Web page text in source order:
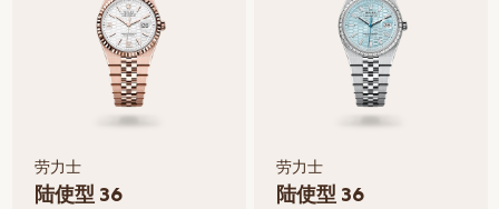
劳力士
陆使型 36
劳力士
陆使型 36